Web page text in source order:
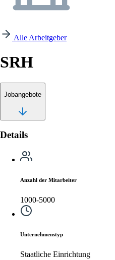
Alle Arbeitgeber
SRH
Jobangebote
Details
Anzahl der Mitarbeiter
1000-5000
Unternehmenstyp
Staatliche Einrichtung